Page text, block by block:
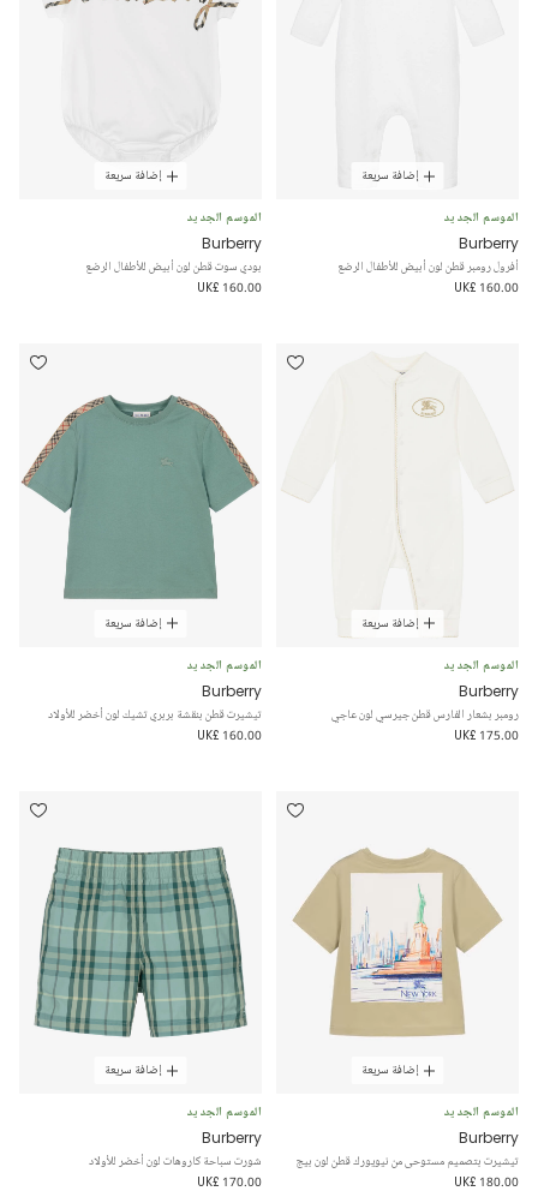
إضافة سريعة
الموسم الجديد
Burberry
أفرول رومبر قطن لون أبيض للأطفال الرضع
UK£ 160.00
إضافة سريعة
الموسم الجديد
Burberry
بودي سوت قطن لون أبيض للأطفال الرضع
UK£ 160.00
إضافة سريعة
الموسم الجديد
Burberry
رومبر بشعار الفارس قطن جيرسي لون عاجي
UK£ 175.00
إضافة سريعة
الموسم الجديد
Burberry
تيشيرت قطن بنقشة بربري تشيك لون أخضر للأولاد
UK£ 160.00
إضافة سريعة
الموسم الجديد
Burberry
تيشيرت بتصميم مستوحى من نيويورك قطن لون بيج
UK£ 180.00
إضافة سريعة
الموسم الجديد
Burberry
شورت سباحة كاروهات لون أخضر للأولاد
UK£ 170.00